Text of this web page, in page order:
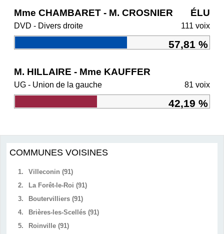
Mme CHAMBARET - M. CROSNIER ÉLU
DVD - Divers droite 111 voix
57,81 %
M. HILLAIRE - Mme KAUFFER
UG - Union de la gauche 81 voix
42,19 %
COMMUNES VOISINES
1.
Villeconin (91)
2.
La Forêt-le-Roi (91)
3.
Boutervilliers (91)
4.
Brières-les-Scellés (91)
5.
Roinville (91)